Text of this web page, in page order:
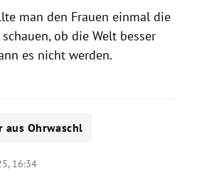
man den Frauen einmal die
ob die Welt besser
es nicht werden.
aus Ohrwaschl
16:34